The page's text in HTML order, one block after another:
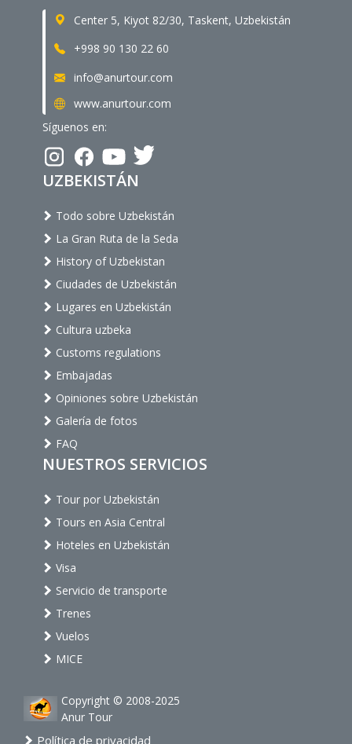
Center 5, Kiyot 82/30, Taskent, Uzbekistán
+998 90 130 22 60
info@anurtour.com
www.anurtour.com
Síguenos en:
UZBEKISTÁN
Todo sobre Uzbekistán
La Gran Ruta de la Seda
History of Uzbekistan
Ciudades de Uzbekistán
Lugares en Uzbekistán
Cultura uzbeka
Customs regulations
Embajadas
Opiniones sobre Uzbekistán
Galería de fotos
FAQ
NUESTROS SERVICIOS
Tour por Uzbekistán
Tours en Asia Central
Hoteles en Uzbekistán
Visa
Servicio de transporte
Trenes
Vuelos
MICE
Copyright © 2008-2025
Anur Tour
Política de privacidad